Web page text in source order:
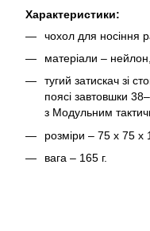
Характеристики:
чохол для носіння
матеріали –
тугий затискач зі
поясі завтовшки
з Модульним
розміри – 75 х 75 х
вага – 165 г.